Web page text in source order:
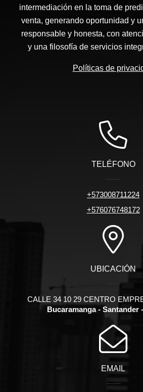
intermediación en la toma de
venta, generando oportunidad y
responsable y honesta, con
y una filosofía de servicios
Políticas de
TELÉFONO
+573008711224
+576076748172
UBICACIÓN
CALLE 34 10 29 CENTRO
Bucaramanga - Santander
EMAIL